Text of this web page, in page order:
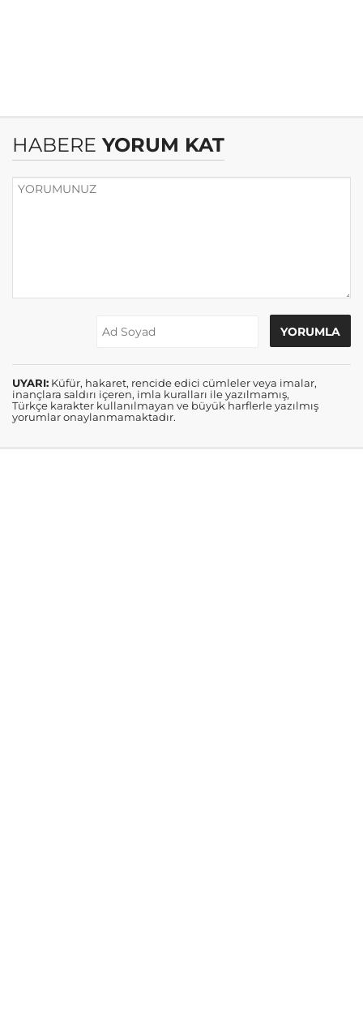
HABERE YORUM KAT
UYARI: Küfür, hakaret, rencide edici cümleler veya imalar,
inançlara saldırı içeren, imla kuralları ile yazılmamış,
Türkçe karakter kullanılmayan ve büyük harflerle yazılmış
yorumlar onaylanmamaktadır.